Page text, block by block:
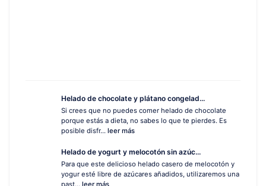
Helado de chocolate y plátano congelad...
Si crees que no puedes comer helado de chocolate
porque estás a dieta, no sabes lo que te pierdes. Es
posible disfr... leer más
Helado de yogurt y melocotón sin azúc...
Para que este delicioso helado casero de melocotón y
yogur esté libre de azúcares añadidos, utilizaremos una
past... leer más